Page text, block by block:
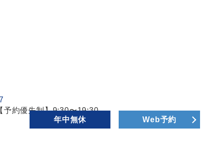
予約優先制】9:30〜19:30
年中無休
Web予約